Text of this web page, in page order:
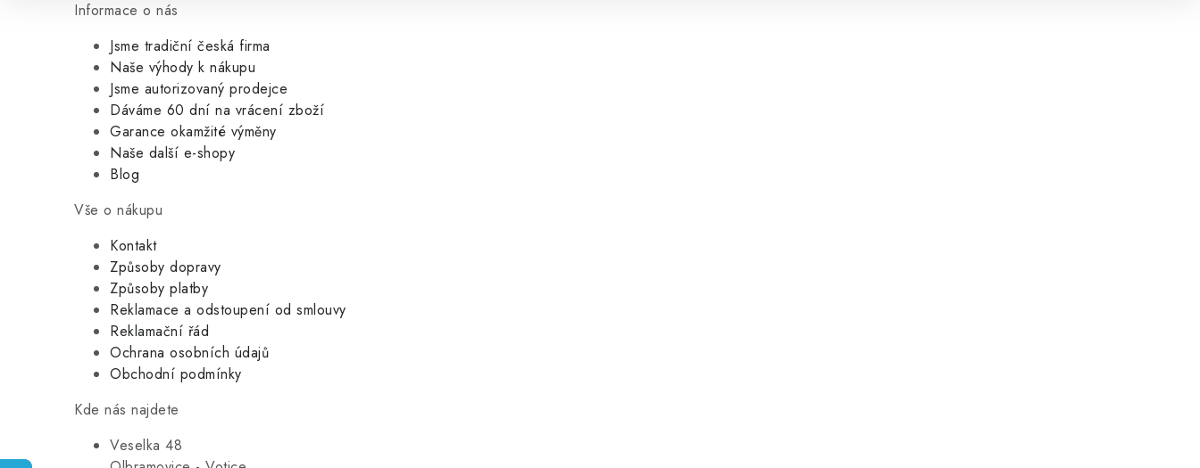
Informace o nás
Jsme tradiční česká firma
Naše výhody k nákupu
Jsme autorizovaný prodejce
Dáváme 60 dní na vrácení zboží
Garance okamžité výměny
Naše další e-shopy
Blog
Vše o nákupu
Kontakt
Způsoby dopravy
Způsoby platby
Reklamace a odstoupení od smlouvy
Reklamační řád
Ochrana osobních údajů
Obchodní podmínky
Kde nás najdete
Veselka 48